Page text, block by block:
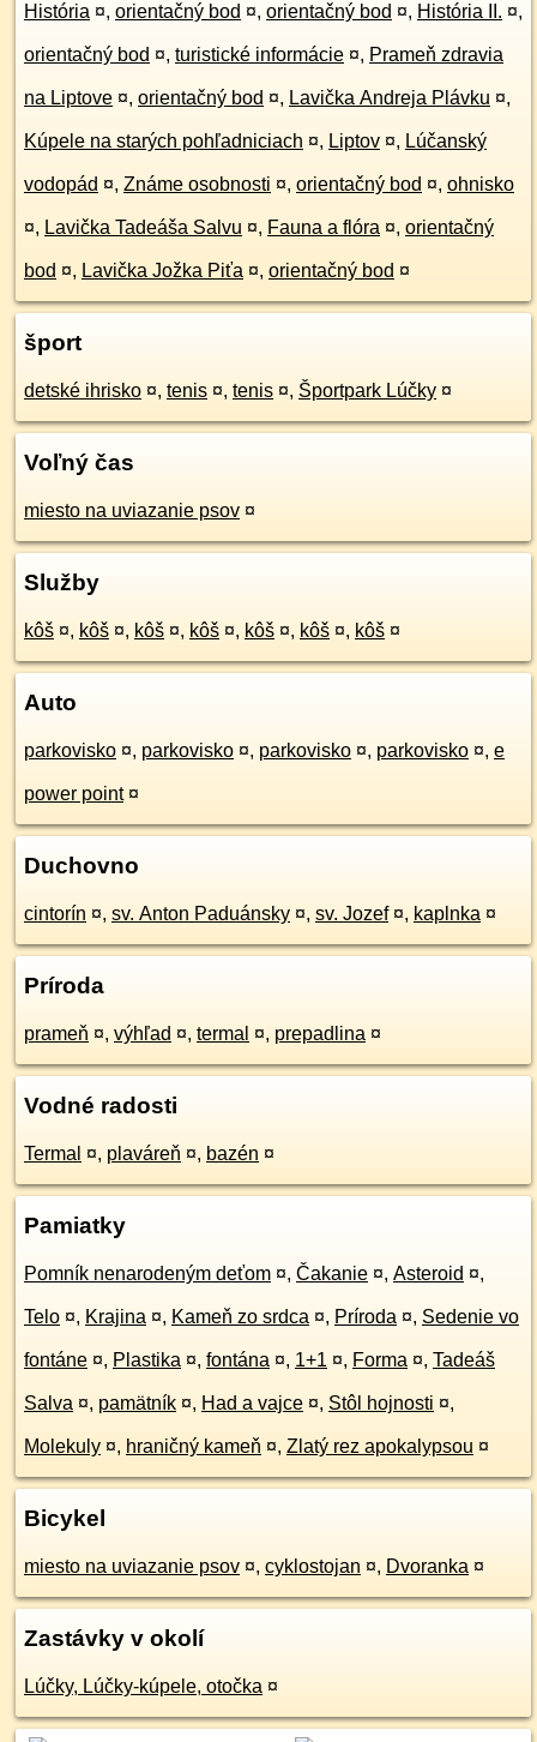
História ¤, orientačný bod ¤, orientačný bod ¤, História II. ¤,
orientačný bod ¤, turistické informácie ¤, Prameň zdravia
na Liptove ¤, orientačný bod ¤, Lavička Andreja Plávku ¤,
Kúpele na starých pohľadniciach ¤, Liptov ¤, Lúčanský
vodopád ¤, Známe osobnosti ¤, orientačný bod ¤, ohnisko
¤, Lavička Tadeáša Salvu ¤, Fauna a flóra ¤, orientačný
bod ¤, Lavička Jožka Piťa ¤, orientačný bod ¤
šport
detské ihrisko ¤, tenis ¤, tenis ¤, Športpark Lúčky ¤
Voľný čas
miesto na uviazanie psov ¤
Služby
kôš ¤, kôš ¤, kôš ¤, kôš ¤, kôš ¤, kôš ¤, kôš ¤
Auto
parkovisko ¤, parkovisko ¤, parkovisko ¤, parkovisko ¤, e
power point ¤
Duchovno
cintorín ¤, sv. Anton Paduánsky ¤, sv. Jozef ¤, kaplnka ¤
Príroda
prameň ¤, výhľad ¤, termal ¤, prepadlina ¤
Vodné radosti
Termal ¤, plaváreň ¤, bazén ¤
Pamiatky
Pomník nenarodeným deťom ¤, Čakanie ¤, Asteroid ¤,
Telo ¤, Krajina ¤, Kameň zo srdca ¤, Príroda ¤, Sedenie vo
fontáne ¤, Plastika ¤, fontána ¤, 1+1 ¤, Forma ¤, Tadeáš
Salva ¤, pamätník ¤, Had a vajce ¤, Stôl hojnosti ¤,
Molekuly ¤, hraničný kameň ¤, Zlatý rez apokalypsou ¤
Bicykel
miesto na uviazanie psov ¤, cyklostojan ¤, Dvoranka ¤
Zastávky v okolí
Lúčky, Lúčky-kúpele, otočka ¤